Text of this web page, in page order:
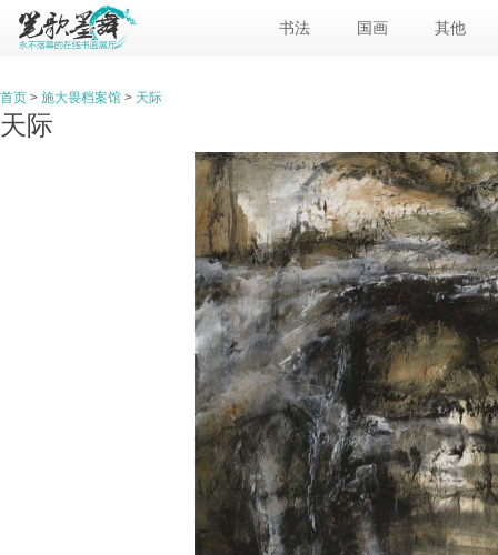
书法 国画 其他
首页 > 施大畏档案馆 > 天际
天际